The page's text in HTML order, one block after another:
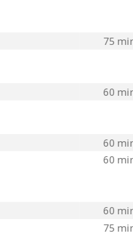
75
60
60
60
60
75